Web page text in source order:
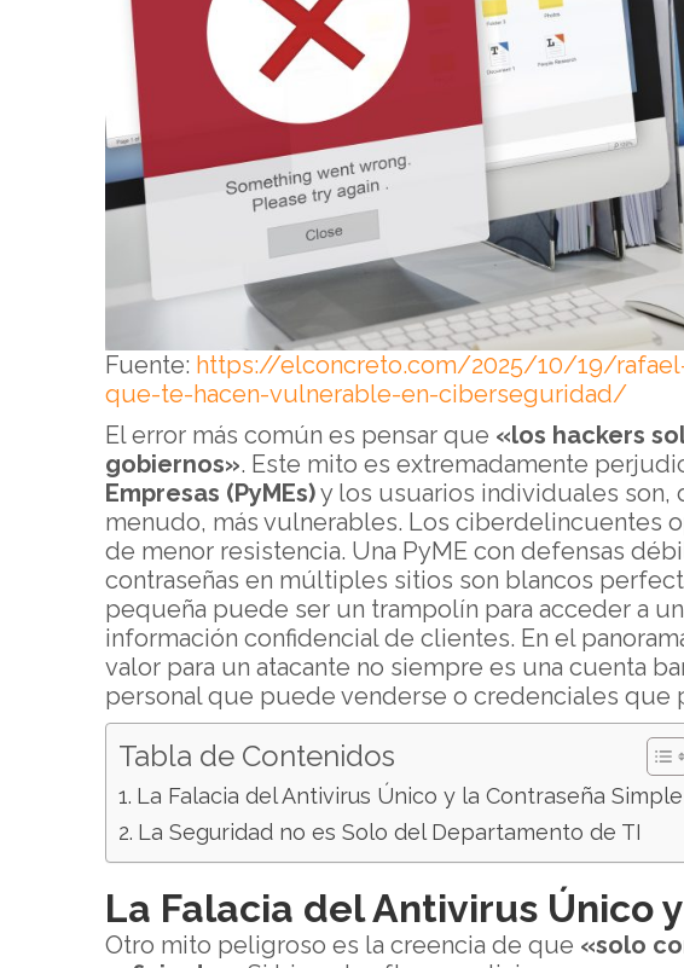
Fuente: https://elconcreto.com/2025/10/19/
que-te-hacen-vulnerable-en-ciberseguridad/
El error más común es pensar que «los hackers
gobiernos». Este mito es extremadamente
Empresas (PyMEs)y los usuarios individuales son,
menudo, más vulnerables. Los ciberdelincuentes
de menor resistencia. Una PyME con defensas
contraseñas en múltiples sitios son blancos
pequeña puede ser un trampolín para acceder a
información confidencial de clientes. En el
valor para un atacante no siempre es una cuenta
personal que puede venderse o credenciales que
Tabla de Contenidos
La Falacia del Antivirus Único y la Contraseña Simple
La Seguridad no es Solo del Departamento de TI
La Falacia del Antivirus Único
Otro mito peligroso es la creencia de que «solo